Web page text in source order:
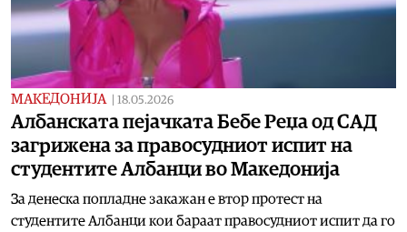
МАКЕДОНИЈА 18.05.2026
Албанската пејачката Бебе Реџа од САД
загрижена за правосудниот испит на
студентите Албанци во Македонија
За денеска попладне закажан е втор протест на
студентите Албанци кои бараат правосудниот испит да го